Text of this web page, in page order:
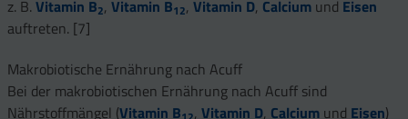
z. B. Vitamin B2, Vitamin B12, Vitamin D, Calcium und Eisen
auftreten. [7]
Makrobiotische Ernährung nach Acuff
Bei der makrobiotischen Ernährung nach Acuff sind
Nährstoffmängel (Vitamin B , Vitamin D, Calcium und Eisen)